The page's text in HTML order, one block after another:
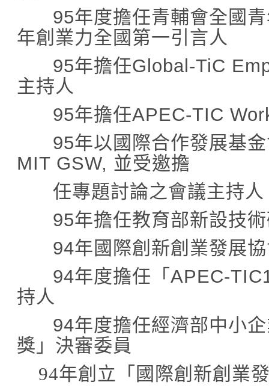
95年度擔任青輔會全國
年創業力全國第一引言人
95年擔任Global-TiC
主持人
95年擔任APEC-TIC
95年以國際合作發展基
MIT GSW, 並受邀擔
任專題討論之會議主持人
95年擔任教育部新設技
94年國際創新創業發展
94年度擔任「 APEC-
持人
94年度擔任經濟部中小
獎」決審委員
94年創立「國際創新創業